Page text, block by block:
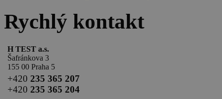
Rychlý kontakt
H TEST a.s.
Šafránkova 3
155 00 Praha 5
+420 235 365 207
+420 235 365 204